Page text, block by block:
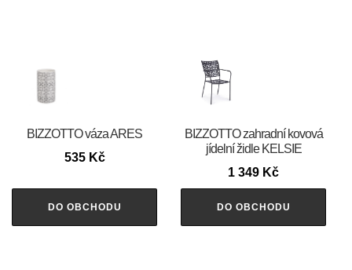
BIZZOTTO váza ARES
535 Kč
DO OBCHODU
BIZZOTTO zahradní kovová
jídelní židle KELSIE
1 349 Kč
DO OBCHODU